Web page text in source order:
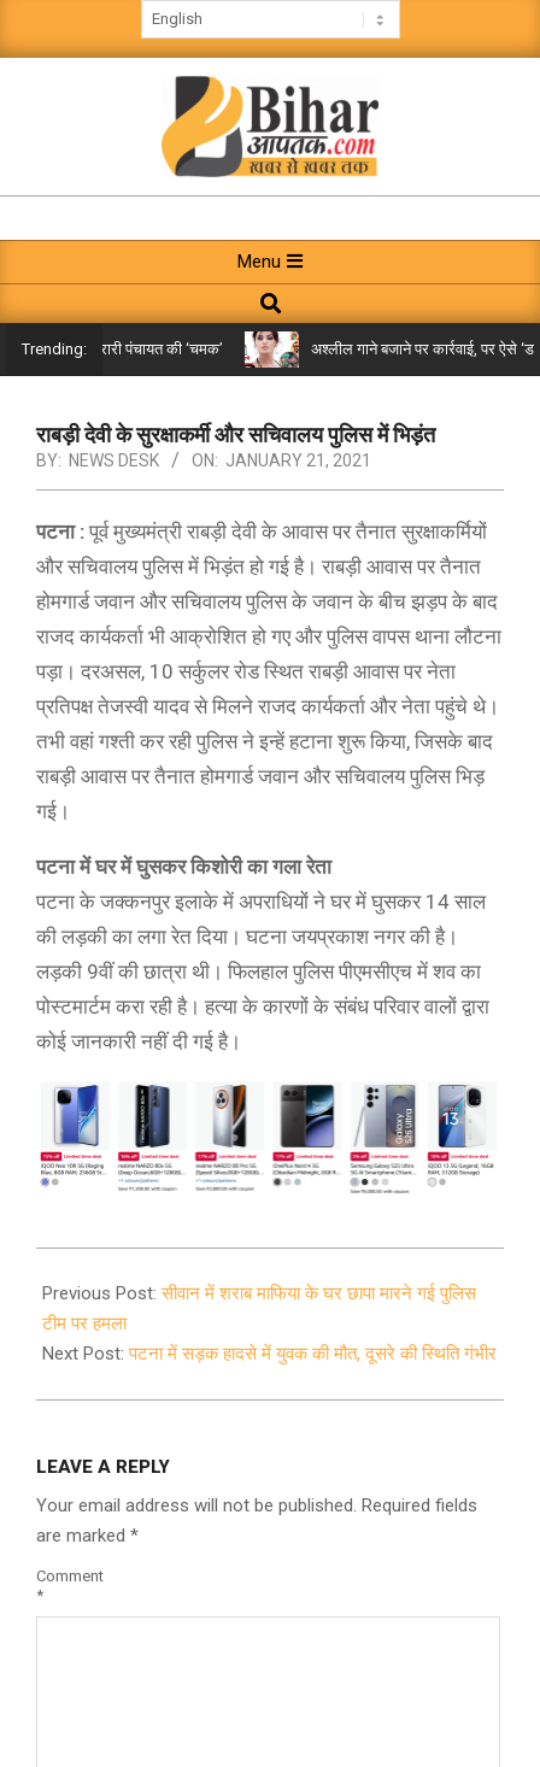
to
BIHAR
AAPTAK
Navigation
Menu
Menu
Search
Trending:
तक पहुंची गरारी पंचायत की ‘चमक’ अश्लील गाने बजाने पर कार्रवाई, पर ऐसे ‘डबल
राबड़ी देवी के सुरक्षाकर्मी और सचिवालय पुलिस में भिड़ंत
BY: NEWS DESK ON: JANUARY 21, 2021
पटना : पूर्व मुख्यमंत्री राबड़ी देवी के आवास पर तैनात सुरक्षाकर्मियों
और सचिवालय पुलिस में भिड़ंत हो गई है। राबड़ी आवास पर तैनात
होमगार्ड जवान और सचिवालय पुलिस के जवान के बीच झड़प के बाद
राजद कार्यकर्ता भी आक्रोशित हो गए और पुलिस वापस थाना लौटना
पड़ा। दरअसल, 10 सर्कुलर रोड स्थित राबड़ी आवास पर नेता
प्रतिपक्ष तेजस्वी यादव से मिलने राजद कार्यकर्ता और नेता पहुंचे थे।
तभी वहां गश्ती कर रही पुलिस ने इन्हें हटाना शुरू किया, जिसके बाद
राबड़ी आवास पर तैनात होमगार्ड जवान और सचिवालय पुलिस भिड़
गई।
पटना में घर में घुसकर किशोरी का गला रेता
पटना के जक्कनपुर इलाके में अपराधियों ने घर में घुसकर 14 साल
की लड़की का लगा रेत दिया। घटना जयप्रकाश नगर की है।
लड़की 9वीं की छात्रा थी। फिलहाल पुलिस पीएमसीएच में शव का
पोस्टमार्टम करा रही है। हत्या के कारणों के संबंध परिवार वालों द्वारा
कोई जानकारी नहीं दी गई है।
01-
21
Previous Post:सीवान में शराब माफिया के घर छापा मारने गई पुलिस
टीम पर हमला
Next Post:पटना में सड़क हादसे में युवक की मौत, दूसरे की स्थिति गंभीर
LEAVE A REPLY
Your email address will not be published. Required fields
are marked *
Comment
*